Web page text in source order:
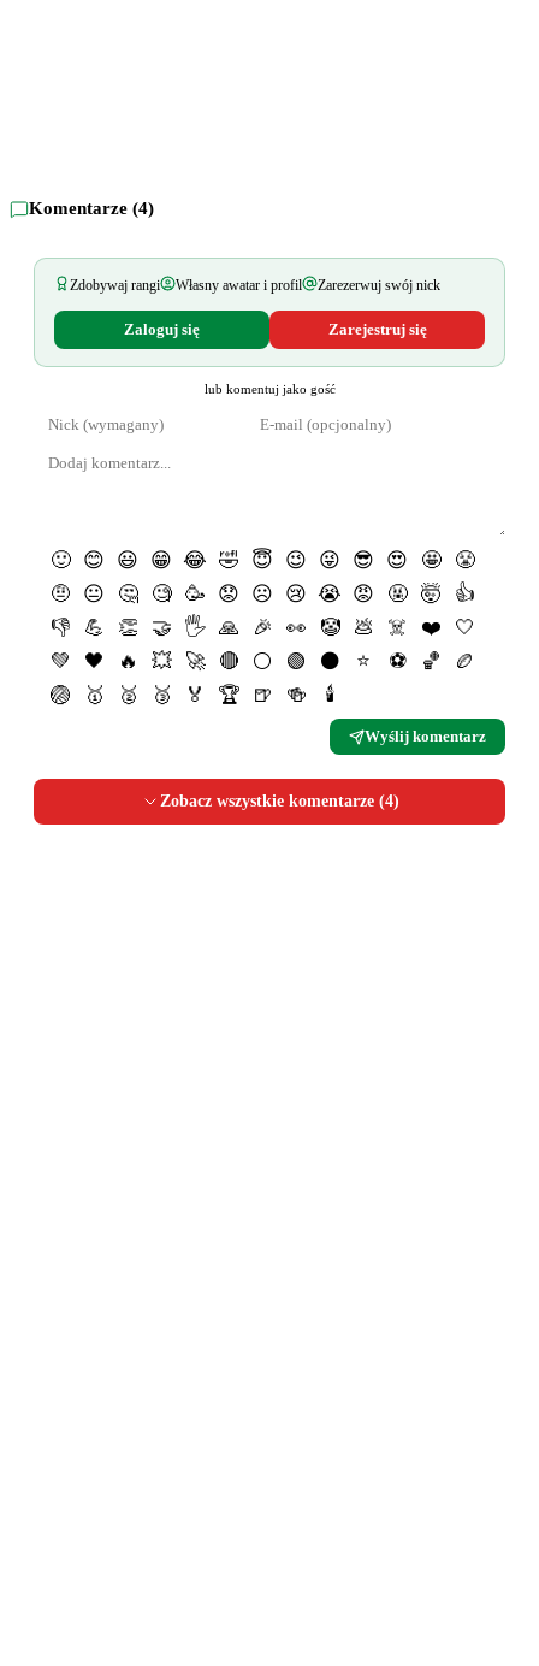
Komentarze (4)
Zdobywaj rangi Własny awatar i profil Zarezerwuj swój nick
Zaloguj się Zarejestruj się
lub komentuj jako gość
🙂 😊 😃 😁 😂 🤣 😇 😉 😜 😎 😍 🤩
😤
🤨
😐 🤔 🧐 🥳 😟 ☹️ 😢 😭 😡 🤬 🤯
👍
👎
💪 👏 🤝 🖐 🙏 🎉 👀 🤡 💩 ☠️ ❤️
🤍
💚
🖤 🔥 💥 🚀 🔴 ⚪️ 🟢 ⚫️ ⭐️ ⚽️ 🏀
🏉
🏐
🥇 🥈 🥉 🏅 🏆 🍺 🍻 🕯
Wyślij komentarz
Zobacz wszystkie komentarze (4)